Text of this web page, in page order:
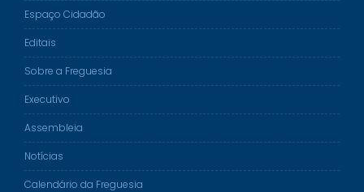
Espaço Cidadão
Editais
Sobre a Freguesia
Executivo
Assembleia
Notícias
Calendário da Freguesia